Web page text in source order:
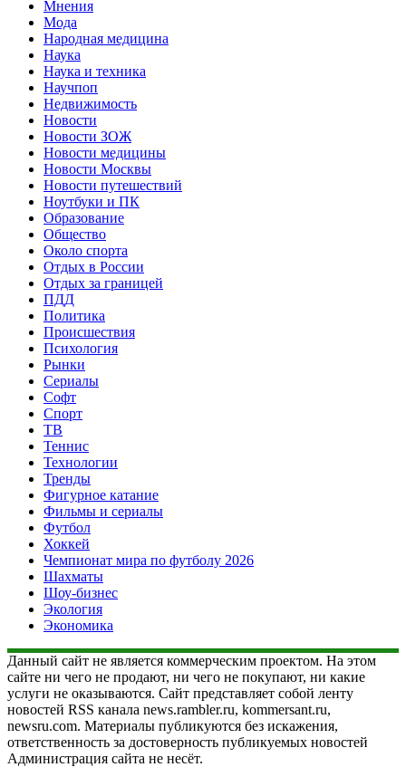
Мнения
Мода
Народная медицина
Наука
Наука и техника
Научпоп
Недвижимость
Новости
Новости ЗОЖ
Новости медицины
Новости Москвы
Новости путешествий
Ноутбуки и ПК
Образование
Общество
Около спорта
Отдых в России
Отдых за границей
ПДД
Политика
Происшествия
Психология
Рынки
Сериалы
Софт
Спорт
ТВ
Теннис
Технологии
Тренды
Фигурное катание
Фильмы и сериалы
Футбол
Хоккей
Чемпионат мира по футболу 2026
Шахматы
Шоу-бизнес
Экология
Экономика
Данный сайт не является коммерческим проектом. На этом
сайте ни чего не продают, ни чего не покупают, ни какие
услуги не оказываются. Сайт представляет собой ленту
новостей RSS канала news.rambler.ru, kommersant.ru,
newsru.com. Материалы публикуются без искажения,
ответственность за достоверность публикуемых новостей
Администрация сайта не несёт.